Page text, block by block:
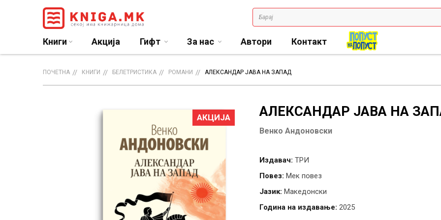
Книги Акција Гифт За нас Автори Контакт
ПОЧЕТНА КНИГИ БЕЛЕТРИСТИКА РОМАНИ АЛЕКСАНДАР ЈАВА НА ЗАПАД
АКЦИЈА АЛЕКСАНДАР ЈАВА НА
Венко Андоновски
Издавач: ТРИ
Повез: Мек повез
Јазик: Македонски
Година на издавање: 2025